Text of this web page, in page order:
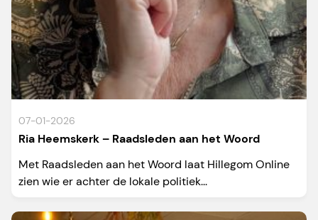
07-01-2026
Ria Heemskerk – Raadsleden aan het Woord
Met Raadsleden aan het Woord laat Hillegom Online
zien wie er achter de lokale politiek...